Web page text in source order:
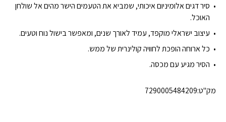
סיר דגים אלומיניום איכותי, שמביא את הטעמים הישר מהים אל שולחן
האוכל.
עיצוב ישראלי מוקפד, עמיד לאורך שנים, ומאפשר בישול נוח וטעים.
כל ארוחה הופכת לחוויה קולינרית של ממש.
הסיר מגיע עם מכסה.
מק"ט:7290005484209